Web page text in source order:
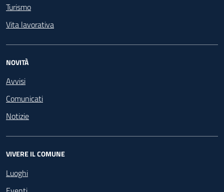
Turismo
Vita lavorativa
NOVITÀ
Avvisi
Comunicati
Notizie
VIVERE IL COMUNE
Luoghi